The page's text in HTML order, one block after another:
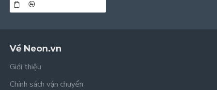
Về Neon.vn
Giới thiệu
Chính sách vận chuyển